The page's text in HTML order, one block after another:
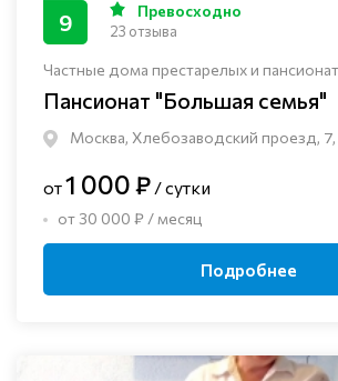
Частные дома престарелых и
Пансионат "Большая семья"
Москва, Хлебозаводский проезд, 7,
9 Превосходно
23 отзыва
от1 000 ₽ / сутки
от 30 000 ₽ / месяц
Подробнее